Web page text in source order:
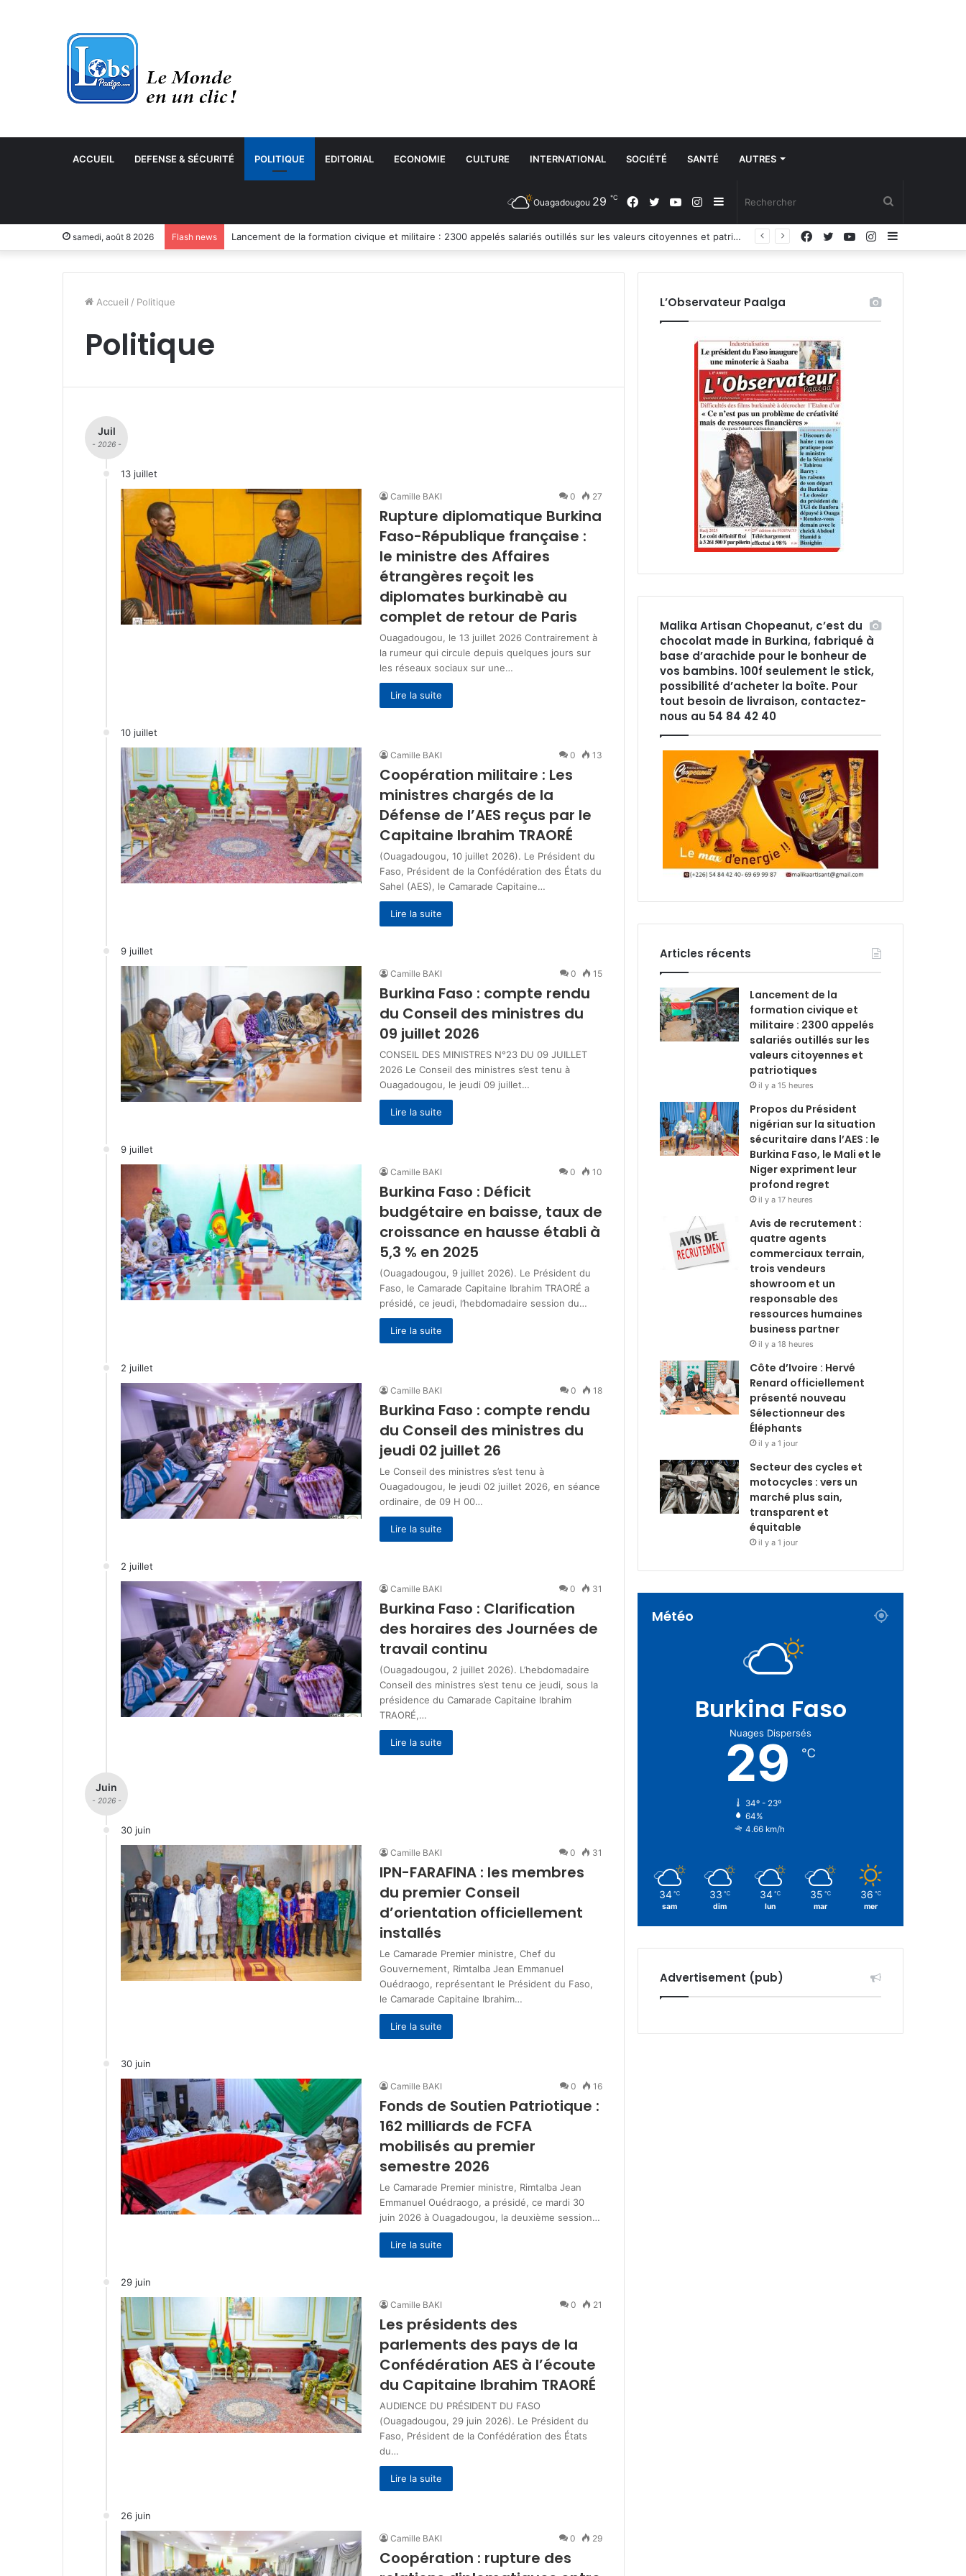
ACCUEIL DEFENSE & SÉCURITÉ POLITIQUE EDITORIAL ECONOMIE CULTURE INTERNATIONAL SOCIÉTÉ SANTÉ AUTRES
Sidebar
(barre
Instagram
YouTube
Twitter
Facebook
Ouagadougou 29 ℃
samedi, août 8 2026 Flash news Propos du Président nigérian sur la situation sécuritaire dans l’AES : le Burkina Faso, le Mali et le Niger expriment leur profond regret Instagram
YouTube
Twitter
Facebook
Accueil / Politique
Politique
Juil
- 2026 -
13 juillet
Camille BAKI 0 27
Rupture diplomatique Burkina
Faso-République française :
le ministre des Affaires
étrangères reçoit les
diplomates burkinabè au
complet de retour de Paris
Ouagadougou, le 13 juillet 2026 Contrairement à
la rumeur qui circule depuis quelques jours sur
les réseaux sociaux sur une…
Lire la suite
10 juillet
Camille BAKI 0 13
‎Coopération militaire : ‎‎Les
ministres chargés de la
Défense de l’AES reçus par le
Capitaine Ibrahim TRAORÉ
‎‎(Ouagadougou, 10 juillet 2026). Le Président du
Faso, Président de la Confédération des États du
Sahel (AES), le Camarade Capitaine…
Lire la suite
9 juillet
Camille BAKI 0 15
Burkina Faso : compte rendu
du Conseil des ministres du
09 juillet 2026
CONSEIL DES MINISTRES N°23 DU 09 JUILLET
2026 Le Conseil des ministres s’est tenu à
Ouagadougou, le jeudi 09 juillet…
Lire la suite
9 juillet
Camille BAKI 0 10
Burkina Faso : Déficit
budgétaire en baisse, taux de
croissance en hausse établi à
5,3 % en 2025
(Ouagadougou, 9 juillet 2026). Le Président du
Faso, le Camarade Capitaine Ibrahim TRAORÉ a
présidé, ce jeudi, l’hebdomadaire session du…
Lire la suite
2 juillet
Camille BAKI 0 18
Burkina Faso : compte rendu
du Conseil des ministres du
jeudi 02 juillet 26
Le Conseil des ministres s’est tenu à
Ouagadougou, le jeudi 02 juillet 2026, en séance
ordinaire, de 09 H 00…
Lire la suite
2 juillet
Camille BAKI 0 31
Burkina Faso : Clarification
des horaires des Journées de
travail continu
(Ouagadougou, 2 juillet 2026). L’hebdomadaire
Conseil des ministres s’est tenu ce jeudi, sous la
présidence du Camarade Capitaine Ibrahim
TRAORÉ,…
Lire la suite
Juin
- 2026 -
30 juin
Camille BAKI 0 31
IPN-FARAFINA : les membres
du premier Conseil
d’orientation officiellement
installés
Le Camarade Premier ministre, Chef du
Gouvernement, Rimtalba Jean Emmanuel
Ouédraogo, représentant le Président du Faso,
le Camarade Capitaine Ibrahim…
Lire la suite
30 juin
Camille BAKI 0 16
Fonds de Soutien Patriotique :
162 milliards de FCFA
mobilisés au premier
semestre 2026
Le Camarade Premier ministre, Rimtalba Jean
Emmanuel Ouédraogo, a présidé, ce mardi 30
juin 2026 à Ouagadougou, la deuxième session…
Lire la suite
29 juin
Camille BAKI 0 21
Les présidents des
parlements des pays de la
Confédération AES à l’écoute
du Capitaine Ibrahim TRAORÉ
AUDIENCE DU PRÉSIDENT DU FASO
(Ouagadougou, 29 juin 2026). Le Président du
Faso, Président de la Confédération des États
du…
Lire la suite
26 juin
Camille BAKI 0 29
Coopération : rupture des
L’Observateur Paalga
Malika Artisan Chopeanut, c’est du
chocolat made in Burkina, fabriqué à
base d’arachide pour le bonheur de
vos bambins. 100f seulement le stick,
possibilité d’acheter la boîte. Pour
tout besoin de livraison, contactez-
nous au 54 84 42 40
Articles récents
Lancement de la
formation civique et
militaire : 2300 appelés
salariés outillés sur les
valeurs citoyennes et
patriotiques
il y a 15 heures
Propos du Président
nigérian sur la situation
sécuritaire dans l’AES : le
Burkina Faso, le Mali et le
Niger expriment leur
profond regret
il y a 17 heures
Avis de recrutement :
quatre agents
commerciaux terrain,
trois vendeurs
showroom et un
responsable des
ressources humaines
business partner
il y a 18 heures
Côte d’Ivoire : Hervé
Renard officiellement
présenté nouveau
Sélectionneur des
Éléphants
il y a 1 jour
Secteur des cycles et
motocycles : vers un
marché plus sain,
transparent et
équitable
il y a 1 jour
Météo
Burkina Faso
Nuages Dispersés
29 ℃
34º - 23º
64%
4.66 km/h
34 ℃
sam
33 ℃
dim
34 ℃
lun
35 ℃
mar
36 ℃
mer
Advertisement (pub)